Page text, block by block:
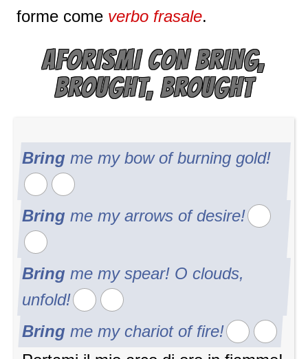
forme come verbo frasale.
AFORISMI CON BRING,
BROUGHT, BROUGHT
Bring me my bow of burning gold!
Bring me my arrows of desire!
Bring me my spear! O clouds,
unfold!
Bring me my chariot of fire!